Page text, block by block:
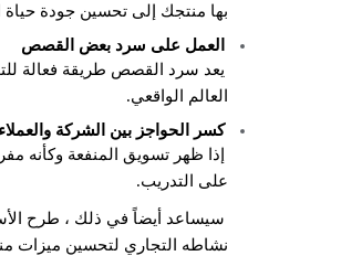
بها منتجك إلى تحسين جودة حياة
العمل على سرد بعض القصص
يعد سرد القصص طريقة فعالة
العالم الواقعي.
كسر الحواجز بين الشركة والعملاء
إذا ظهر تسويق المنفعة وكأنه
على التدريب.
سيساعد أيضاً في ذلك ، طرح
نشاطه التجاري لتحسين ميزات